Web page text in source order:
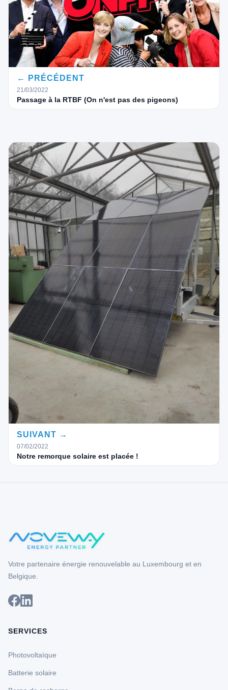
← PRÉCÉDENT
21/03/2022
Passage à la RTBF (On n'est pas des pigeons)
SUIVANT →
07/02/2022
Notre remorque solaire est placée !
Votre partenaire énergie renouvelable au Luxembourg et en
Belgique.
SERVICES
Photovoltaïque
Batterie solaire